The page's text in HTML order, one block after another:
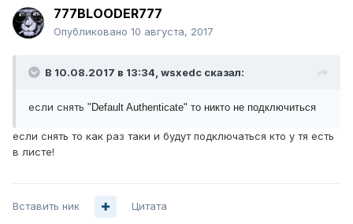
777BLOODER777
Опубликовано 10 августа, 2017
В 10.08.2017 в 13:34, wsxedc сказал:
если снять "Default Authenticate" то никто не подключиться
если снять то как раз таки и будут подключаться кто у тя есть
в листе!
Вставить ник Цитата